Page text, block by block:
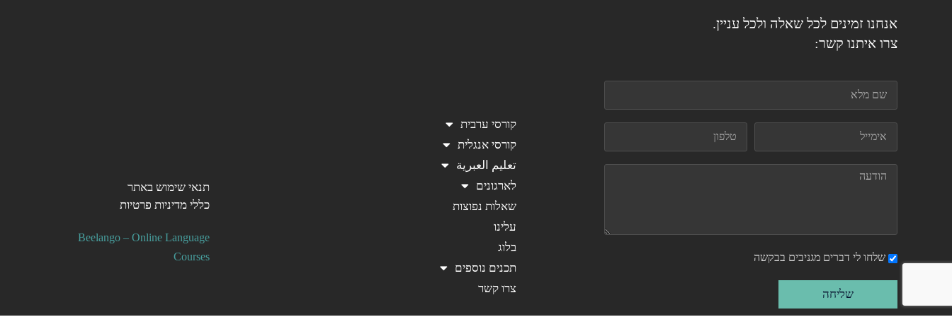
אנחנו זמינים לכל שאלה ולכל עניין.
צרו איתנו קשר:
שלחו לי דברים מגניבים בבקשה
שליחה
קורסי ערבית
קורסי אנגלית
تعليم العبرية
לארגונים
שאלות נפוצות
עלינו
בלוג
תכנים נוספים
צרו קשר
תנאי שימוש באתר
כללי מדיניות פרטיות
Beelango – Online Language
Courses